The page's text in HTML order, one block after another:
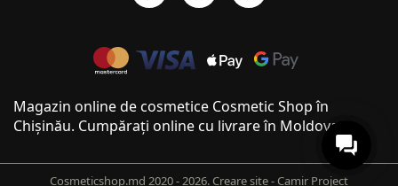
Magazin online de cosmetice Cosmetic Shop în
Chișinău. Cumpărați online cu livrare în Moldova.
Cosmeticshop.md 2020 - 2026.Creare site - Camir Project